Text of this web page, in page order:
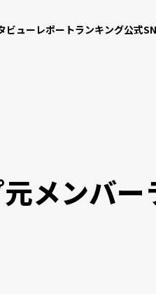
ビュー レポートランキング公式
メンバー